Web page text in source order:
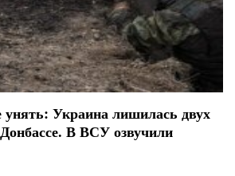
унять: Украина лишилась двух
В ВСУ озвучили